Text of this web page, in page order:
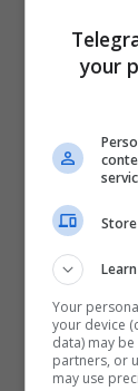
your
Your
your device
data) may
partners, or
may use